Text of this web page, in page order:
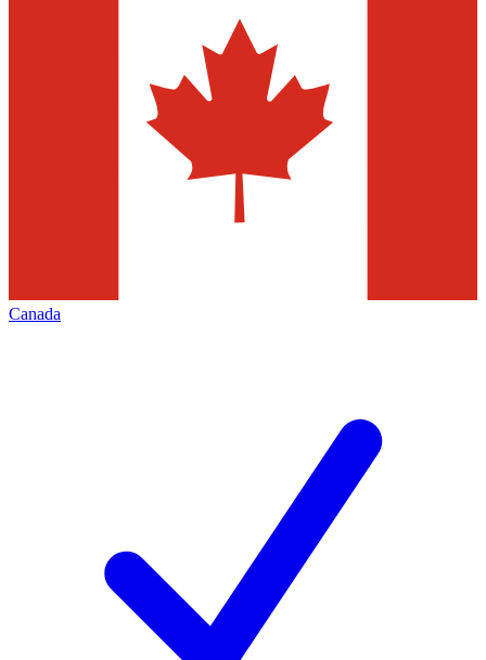
Canada